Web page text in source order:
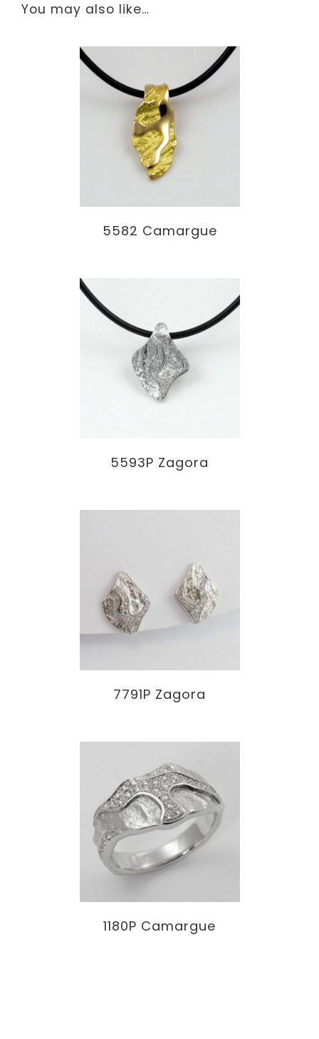
You may also like…
5582 Camargue
5593P Zagora
7791P Zagora
1180P Camargue